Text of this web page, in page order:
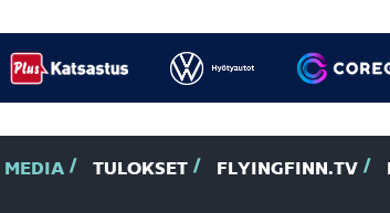
MEDIA TULOKSET FLYINGFINN.TV